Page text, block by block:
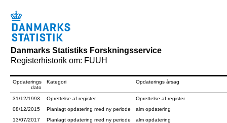
Danmarks Statistiks Forskningsservice
Registerhistorik om: FUUH
Opdaterings
dato
Kategori Opdaterings årsag
31/12/1993 Oprettelse af register
Oprettelse af register
08/12/2015
Planlagt opdatering med ny periode
alm opdatering
13/07/2017
Planlagt opdatering med ny periode
alm opdatering